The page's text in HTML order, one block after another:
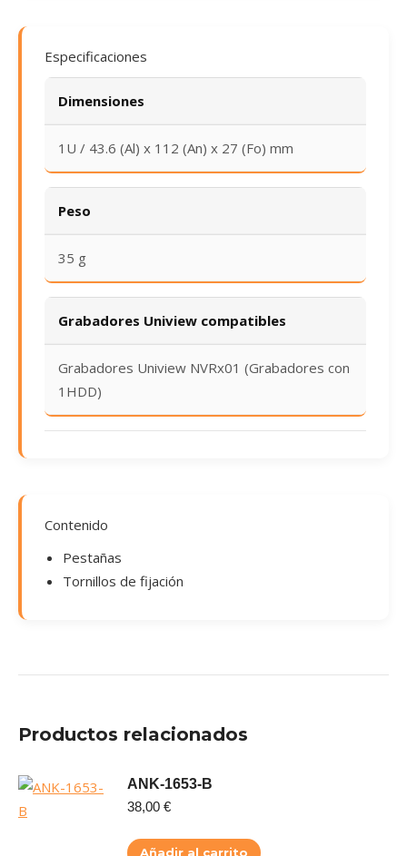
Especificaciones
Dimensiones
1U / 43.6 (Al) x 112 (An) x 27 (Fo) mm
Peso
35 g
Grabadores Uniview compatibles
Grabadores Uniview NVRx01 (Grabadores con
1HDD)
Contenido
Pestañas
Tornillos de fijación
Productos relacionados
ANK-1653-B
38,00 €
Añadir al carrito